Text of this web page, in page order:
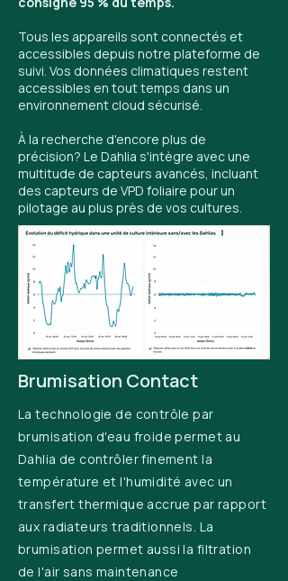
Tous les appareils sont connectés et
accessibles depuis notre plateforme de
suivi. Vos données climatiques restent
accessibles en tout temps dans un
environnement cloud sécurisé.
À la recherche d'encore plus de
précision? Le Dahlia s'intègre avec une
multitude de capteurs avancés, incluant
des capteurs de VPD foliaire pour un
pilotage au plus près de vos cultures.
Brumisation Contact
La technologie de contrôle par
brumisation d'eau froide permet au
Dahlia de contrôler finement la
température et l'humidité avec un
transfert thermique accrue par rapport
aux radiateurs traditionnels. La
brumisation permet aussi la filtration
de l'air sans maintenance